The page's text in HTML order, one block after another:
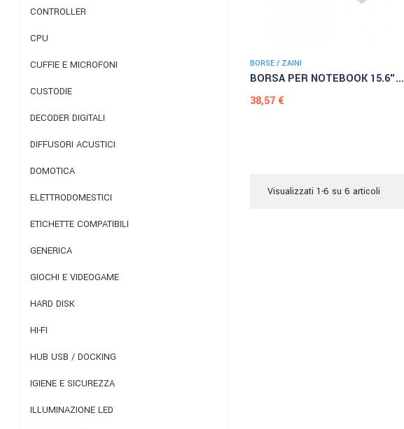
CONTROLLER
CPU
CUFFIE E MICROFONI
CUSTODIE
DECODER DIGITALI
DIFFUSORI ACUSTICI
DOMOTICA
ELETTRODOMESTICI
ETICHETTE COMPATIBILI
GENERICA
GIOCHI E VIDEOGAME
HARD DISK
HI-FI
HUB USB / DOCKING
IGIENE E SICUREZZA
ILLUMINAZIONE LED
BORSE / ZAINI
BORSA PER NOTEBOOK 15.6"...
Prezzo
38,57 €
Visualizzati 1-6 su 6 articoli